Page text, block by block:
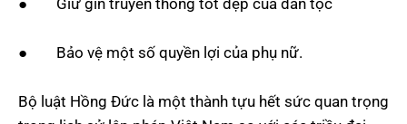
● Giữ gìn truyền thống tốt đẹp của dân tộc
● Bảo vệ một số quyền lợi của phụ nữ.
Bộ luật Hồng Đức là một thành tựu hết sức quan trọng